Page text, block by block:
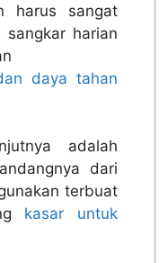
harus sangat
harian
daya tahan
adalah
dari
terbuat
kasar untuk